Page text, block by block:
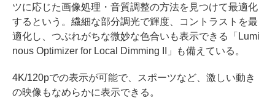
ツに応じた画像処理・音質調整の方法を見つけて最適化
するという。繊細な部分調光で輝度、コントラストを最
適化し、つぶれがちな微妙な色合いも表示できる「Lumi
nous Optimizer for Local Dimming II」も備えている。
4K/120pでの表示が可能で、スポーツなど、激しい動き
の映像もなめらかに表示できる。